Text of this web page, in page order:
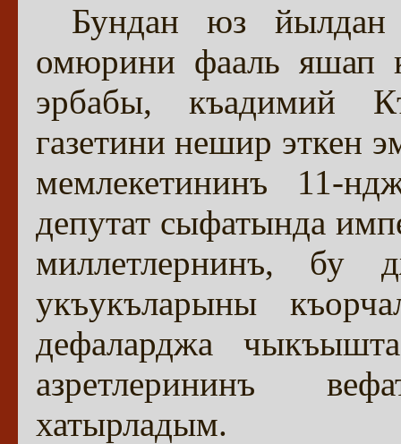
Бундан юз йылдан
омюрини фааль яшап
эрбабы, къадимий
газетини нешир эткен
мемлекетининъ 11-
депутат сыфатында
миллетлернинъ, бу
укъукъларыны
дефаларджа
азретлерининъ
хатырладым.